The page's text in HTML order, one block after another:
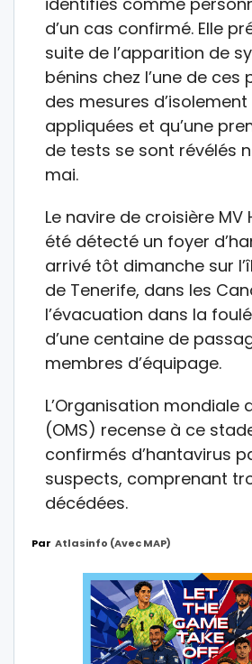
d’un cas confirmé. Elle
suite de l’apparition de
bénins chez l’une de ces
des mesures
appliquées et qu’une
de tests se sont révélés
mai.
Le navire de croisière MV
été détecté un foyer
arrivé tôt dimanche sur
de Tenerife, dans les
l’évacuation dans la
d’une centaine de
membres d’équipage.
L’Organisation mondiale
(OMS) recense à ce
confirmés d’hantavirus
suspects, comprenant
décédées.
Par Atlasinfo (avec MAP)